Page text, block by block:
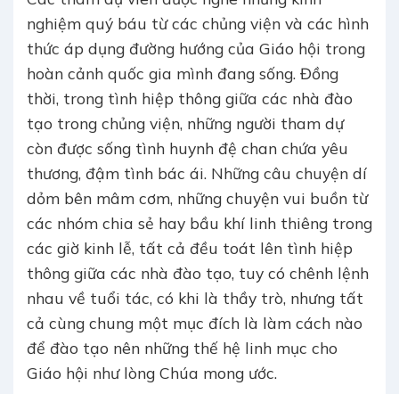
nghiệm quý báu từ các chủng viện và các hình
thức áp dụng đường hướng của Giáo hội trong
hoàn cảnh quốc gia mình đang sống. Đồng
thời, trong tình hiệp thông giữa các nhà đào
tạo trong chủng viện, những người tham dự
còn được sống tình huynh đệ chan chứa yêu
thương, đậm tình bác ái. Những câu chuyện dí
dỏm bên mâm cơm, những chuyện vui buồn từ
các nhóm chia sẻ hay bầu khí linh thiêng trong
các giờ kinh lễ, tất cả đều toát lên tình hiệp
thông giữa các nhà đào tạo, tuy có chênh lệnh
nhau về tuổi tác, có khi là thầy trò, nhưng tất
cả cùng chung một mục đích là làm cách nào
để đào tạo nên những thế hệ linh mục cho
Giáo hội như lòng Chúa mong ước.